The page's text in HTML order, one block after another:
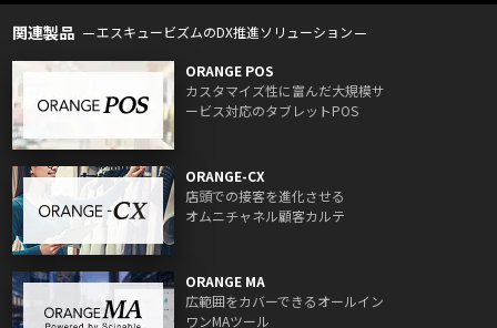
関連製品 エスキュービズムのDX推進ソリューション
ORANGE POS
カスタマイズ性に富んだ大規模サ
ービス対応のタブレットPOS
ORANGE-CX
店頭での接客を進化させる
オムニチャネル顧客カルテ
ORANGE MA
広範囲をカバーできるオールイン
ワンMAツール